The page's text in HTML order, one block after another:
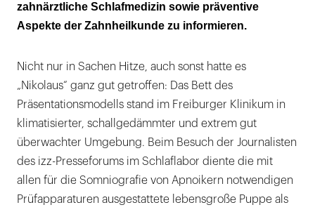
zahnärztliche Schlafmedizin sowie präventive
Aspekte der Zahnheilkunde zu informieren.
Nicht nur in Sachen Hitze, auch sonst hatte es
„Nikolaus“ ganz gut getroffen: Das Bett des
Präsentationsmodells stand im Freiburger Klinikum in
klimatisierter, schallgedämmter und extrem gut
überwachter Umgebung. Beim Besuch der Journalisten
des izz-Presseforums im Schlaflabor diente die mit
allen für die Somniografie von Apnoikern notwendigen
Prüfapparaturen ausgestattete lebensgroße Puppe als